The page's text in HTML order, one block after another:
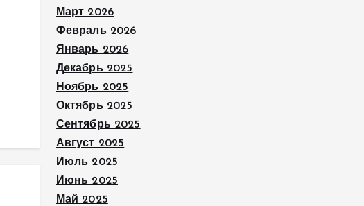
Март 2026
Февраль 2026
Январь 2026
Декабрь 2025
Ноябрь 2025
Октябрь 2025
Сентябрь 2025
Август 2025
Июль 2025
Июнь 2025
Май 2025